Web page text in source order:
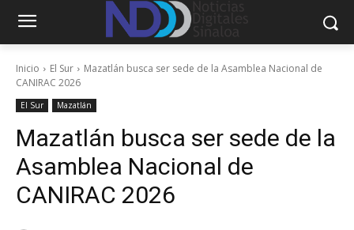
Inicio El Sur
Mazatlán busca ser sede de la Asamblea Nacional de
CANIRAC 2026
El Sur Mazatlán
Mazatlán busca ser sede de la
Asamblea Nacional de
CANIRAC 2026